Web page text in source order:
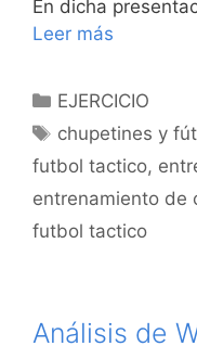
En dicha
Leer más
Categorías
EJERCICIO
Etiquetas
chupetines y
futbol tactico,
entrenamiento de
futbol tactico
Análisis de